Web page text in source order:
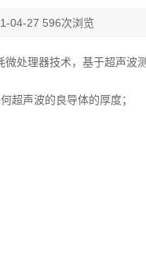
04-27 596次浏览
微处理器技术，基于超声波
何超声波的良导体的厚度